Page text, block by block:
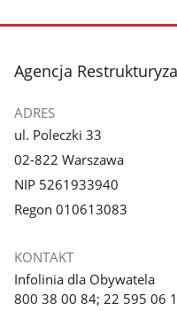
stopka
Agencja
ADRES
ul. Poleczki 33
02-822 Warszawa
NIP 5261933940
Regon 010613083
KONTAKT
Infolinia dla Obywatela
800 38 00 84; 22 595 06